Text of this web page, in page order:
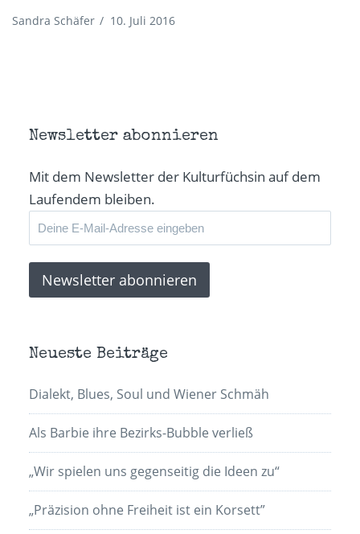
Sandra Schäfer / 10. Juli 2016
Newsletter abonnieren
Mit dem Newsletter der Kulturfüchsin auf dem
Laufendem bleiben.
Neueste Beiträge
Dialekt, Blues, Soul und Wiener Schmäh
Als Barbie ihre Bezirks-Bubble verließ
„Wir spielen uns gegenseitig die Ideen zu“
„Präzision ohne Freiheit ist ein Korsett”